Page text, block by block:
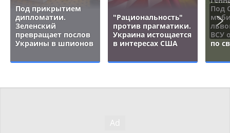
Под прикрытием
дипломатии.
Зеленский
превращает послов
Украины в шпионов
"Рациональность"
против прагматики.
Украина истощается
в интересах США
Под
ВСУ
по